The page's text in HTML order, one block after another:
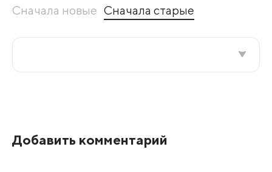
Сначала новые Сначала старые
Добавить комментарий